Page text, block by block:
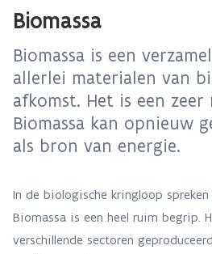
Biomassa
Biomassa is een
allerlei materialen van
afkomst. Het is een
Biomassa kan opnieuw
als bron van energie.
In de biologische kringloop
Biomassa is een heel ruim begrip.
verschillende sectoren